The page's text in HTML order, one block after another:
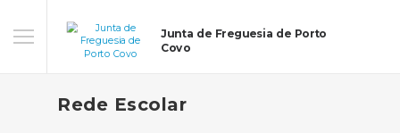
Junta de Freguesia de Porto
Covo
Rede Escolar